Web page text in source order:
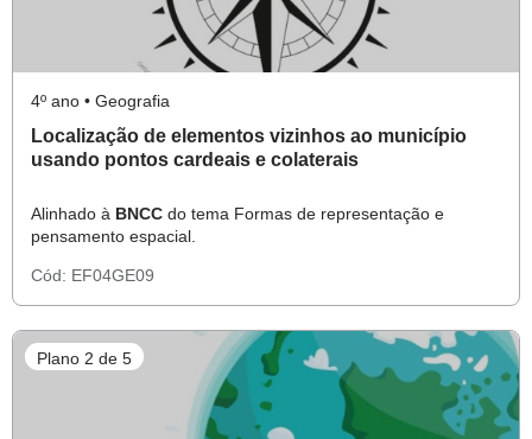
4º ano • Geografia
Localização de elementos vizinhos ao município
usando pontos cardeais e colaterais
Alinhado à BNCC do tema Formas de representação e
pensamento espacial.
Cód: EF04GE09
Plano 2 de 5